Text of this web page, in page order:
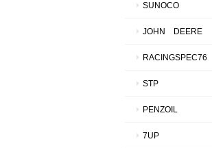
SUNOCO
JOHN DEERE
RACINGSPEC76
STP
PENZOIL
7UP